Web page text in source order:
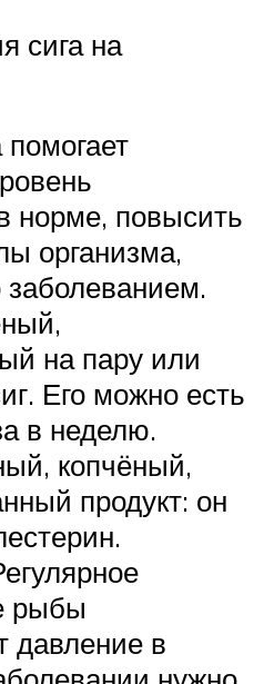
сига на
норме, повысить
организма,
заболеванием.
на пару или
Его можно есть
в неделю.
копчёный,
продукт: он
рыбы
давление в